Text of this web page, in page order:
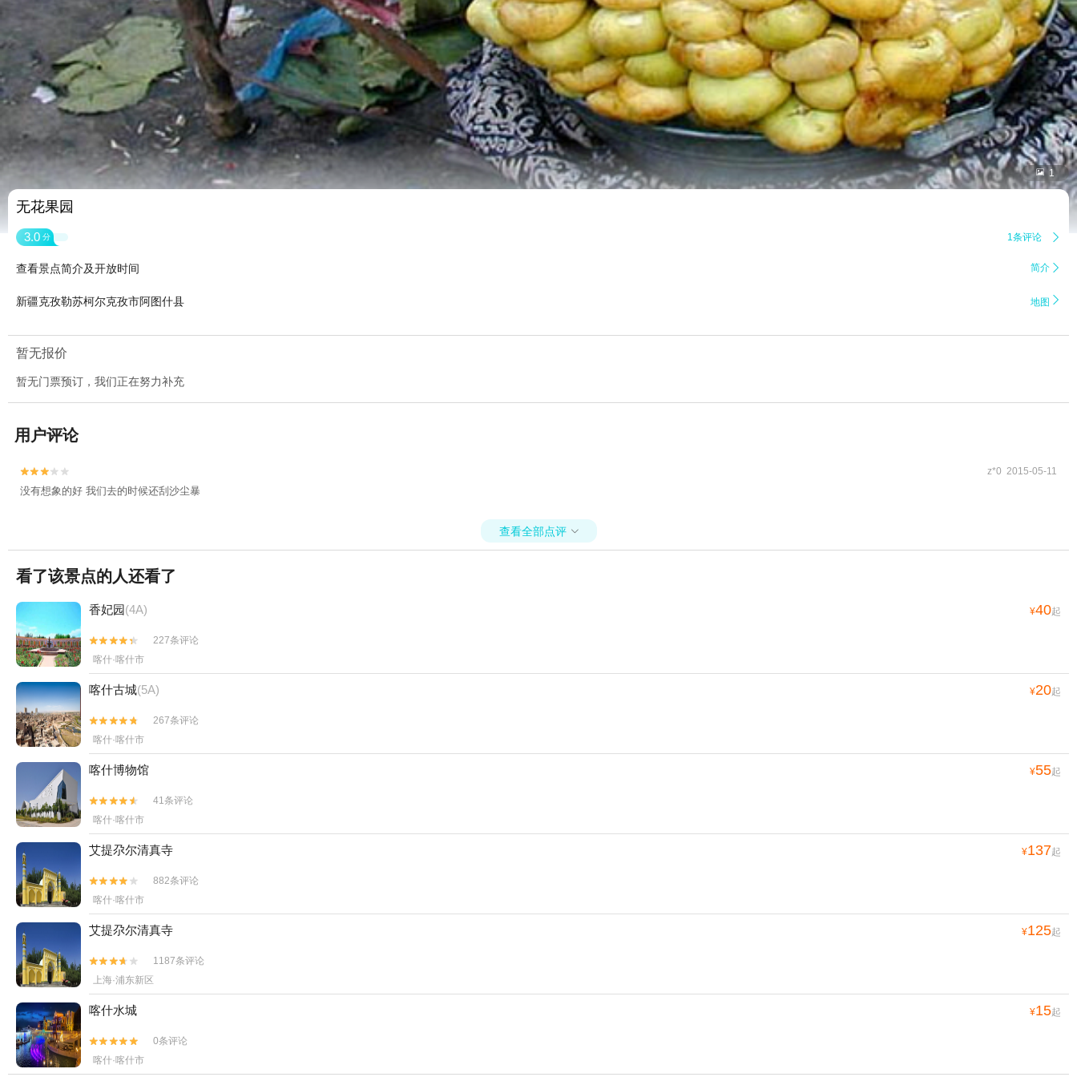
 1
无花果园
3.0 分 1条评论 
查看景点简介及开放时间 简介 
新疆克孜勒苏柯尔克孜市阿图什县 地图 
暂无报价
暂无门票预订，我们正在努力补充
用户评论

 z*0 2015-05-11
没有想象的好 我们去的时候还刮沙尘暴
查看全部点评 
看了该景点的人还看了
香妃园(4A) ¥40起


227条评论
喀什·喀什市
喀什古城(5A) ¥20起


267条评论
喀什·喀什市
喀什博物馆 ¥55起


41条评论
喀什·喀什市
艾提尕尔清真寺 ¥137起


882条评论
喀什·喀什市
艾提尕尔清真寺 ¥125起


1187条评论
上海·浦东新区
喀什水城 ¥15起


0条评论
喀什·喀什市